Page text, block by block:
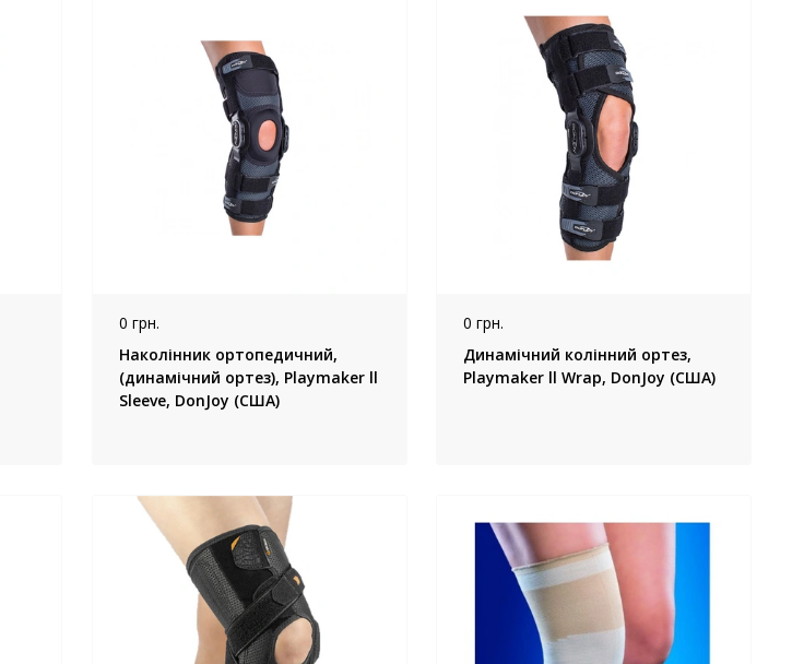
0 грн.
Наколінник ортопедичний,
(динамічний ортез), Playmaker ll
Sleeve, DonJoy (США)
0 грн.
Динамічний колінний ортез,
Playmaker ll Wrap, DonJoy (США)